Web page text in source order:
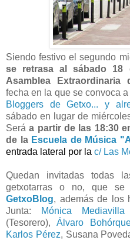
Siendo festivo el segundo
se retrasa al sábado 18
Asamblea
fecha en la que se convoca
Bloggers de Getxo... y
sábado en lugar de
Seráa partir de las 18:30
de la Escuela de Música
entrada lateral por la c/ Las
Quedan invitadas todas
getxotarras o no, que se
GetxoBlog, además de los
Junta:
Mónica Mediavilla
(Tesorero),Álvaro
Karlos Pérez, Susana